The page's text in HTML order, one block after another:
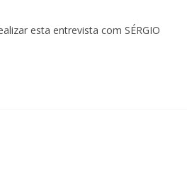
esta entrevista com SÉRGIO